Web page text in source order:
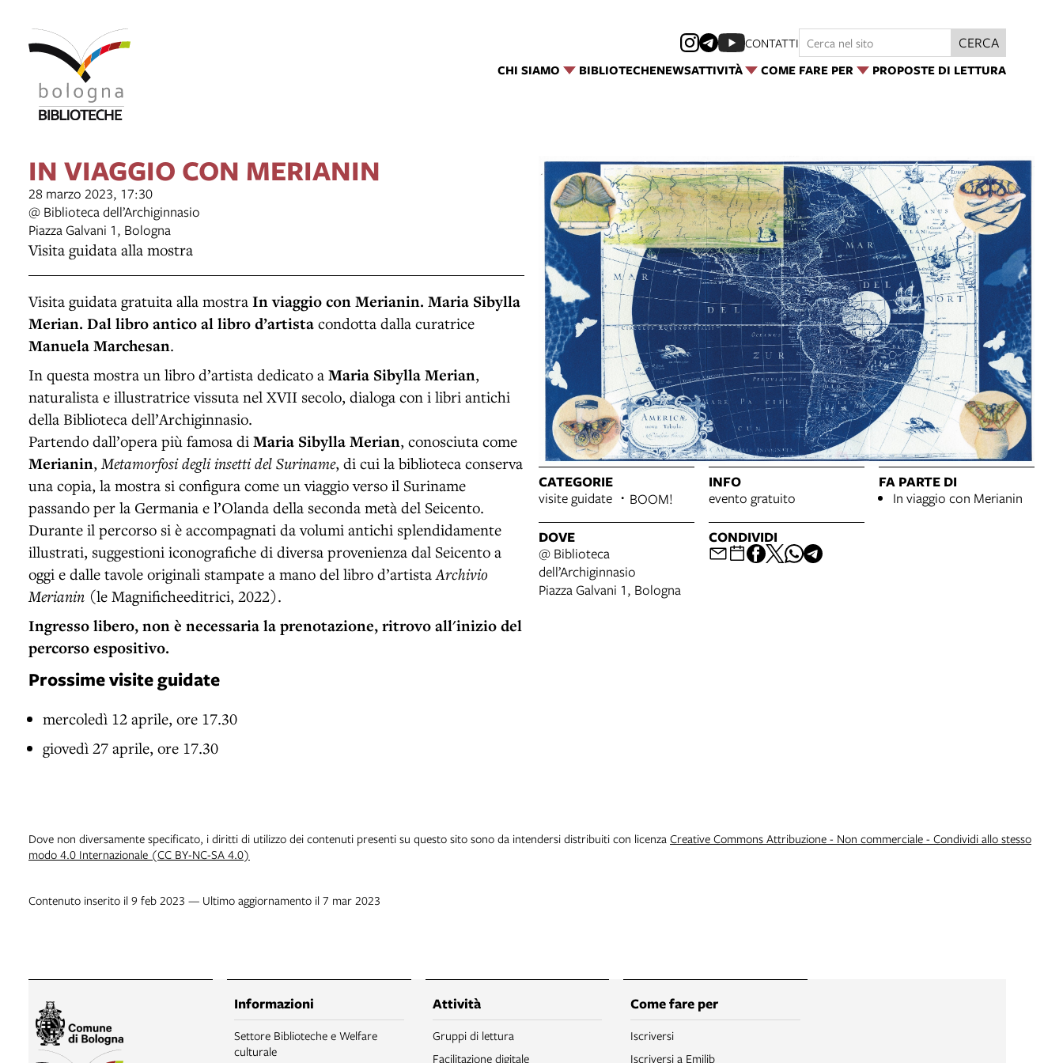
CHI SIAMO BIBLIOTECHENEWSATTIVITÀ COME FARE PER PROPOSTE DI LETTURA
CONTATTI CERCA
IN VIAGGIO CON MERIANIN
28 marzo 2023, 17:30
@ Biblioteca dell’Archiginnasio
Piazza Galvani 1, Bologna
Visita guidata alla mostra
Visita guidata gratuita alla mostra In viaggio con Merianin. Maria Sibylla
Merian. Dal libro antico al libro d’artista condotta dalla curatrice
Manuela Marchesan.
In questa mostra un libro d’artista dedicato a Maria Sibylla Merian,
naturalista e illustratrice vissuta nel XVII secolo, dialoga con i libri antichi
della Biblioteca dell’Archiginnasio.
Partendo dall’opera più famosa di Maria Sibylla Merian, conosciuta come
Merianin, Metamorfosi degli insetti del Suriname, di cui la biblioteca conserva
una copia, la mostra si configura come un viaggio verso il Suriname
passando per la Germania e l’Olanda della seconda metà del Seicento.
Durante il percorso si è accompagnati da volumi antichi splendidamente
illustrati, suggestioni iconografiche di diversa provenienza dal Seicento a
oggi e dalle tavole originali stampate a mano del libro d’artista Archivio
Merianin (le Magnificheeditrici, 2022).
Ingresso libero, non è necessaria la prenotazione, ritrovo all'inizio del
percorso espositivo.
Prossime visite guidate
mercoledì 12 aprile, ore 17.30
giovedì 27 aprile, ore 17.30
CATEGORIE
visite guidate
BOOM!
INFO
evento gratuito
FA PARTE DI
In viaggio con Merianin
DOVE
@ Biblioteca
dell’Archiginnasio
Piazza Galvani 1, Bologna
CONDIVIDI
Dove non diversamente specificato, i diritti di utilizzo dei contenuti presenti su questo sito sono da intendersi distribuiti con licenza Creative Commons Attribuzione - Non commerciale - Condividi allo stesso
modo 4.0 Internazionale (CC BY-NC-SA 4.0)
Contenuto inserito il 9 feb 2023 — Ultimo aggiornamento il 7 mar 2023
Informazioni
Settore Biblioteche e Welfare
culturale
Attività
Gruppi di lettura
Facilitazione digitale
Come fare per
Iscriversi
Iscriversi a Emilib